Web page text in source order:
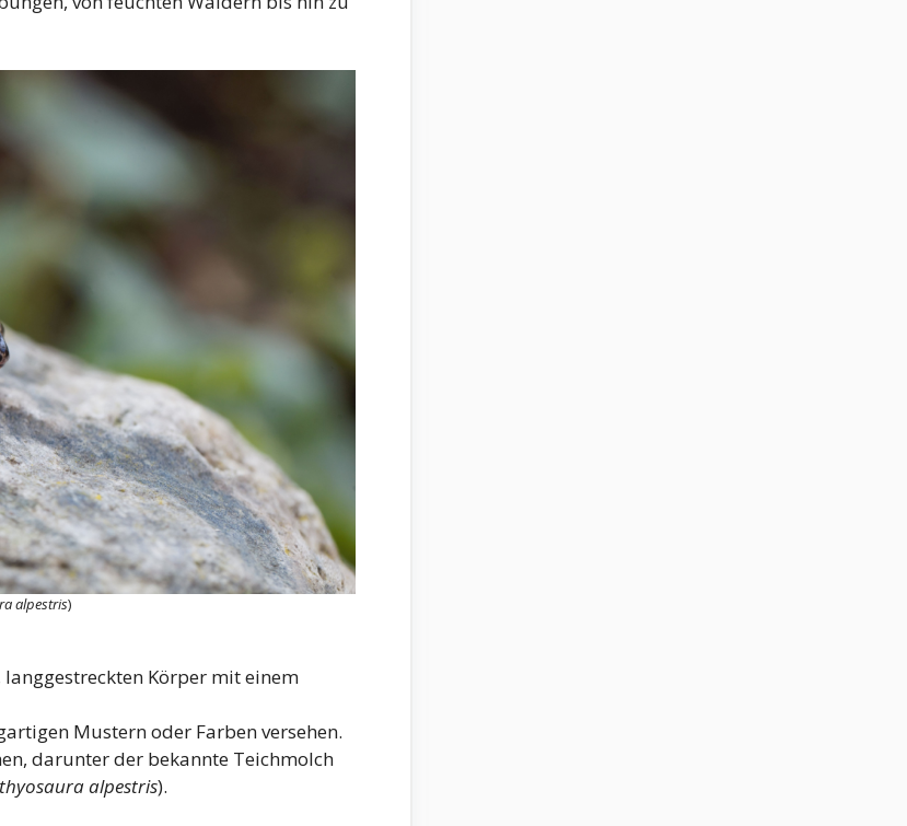
alpestris)
Körper mit einem
Mustern oder Farben versehen.
darunter der bekannte Teichmolch
alpestris).